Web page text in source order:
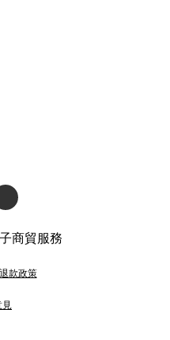
商貿服務
款政策
見